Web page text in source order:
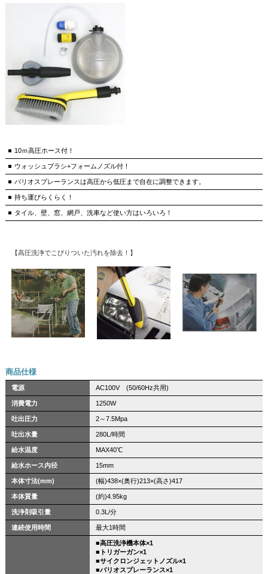
10ｍ高圧ホース付！
ウォッシュブラシ+フォームノズル付！
バリオスプレーランスは高圧から低圧まで自在に調整できます。
持ち運びらくらく！
タイル、壁、窓、網戸、洗車など使い方はいろいろ！
【高圧洗浄でこびりついた汚れを除去！】
商品仕様
電源 AC100V (50/60Hz共用)
消費電力 1250W
吐出圧力 2～7.5Mpa
吐出水量 280L/時間
給水温度 MAX40℃
給水ホース内径 15mm
本体寸法(mm) (幅)438×(奥行)213×(高さ)417
本体質量 (約)4.95kg
洗浄剤吸引量 0.3L/分
連続使用時間 最大1時間
■高圧洗浄機本体×1
■トリガーガン×1
■サイクロンジェットノズル×1
■バリオスプレーランス×1